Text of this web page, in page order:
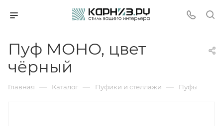
Пуф МОНО, цвет
чёрный
Главная — Каталог — Пуфики и стеллажи — Пуфы